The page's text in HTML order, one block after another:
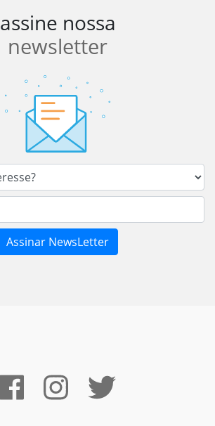
assine nossa
newsletter